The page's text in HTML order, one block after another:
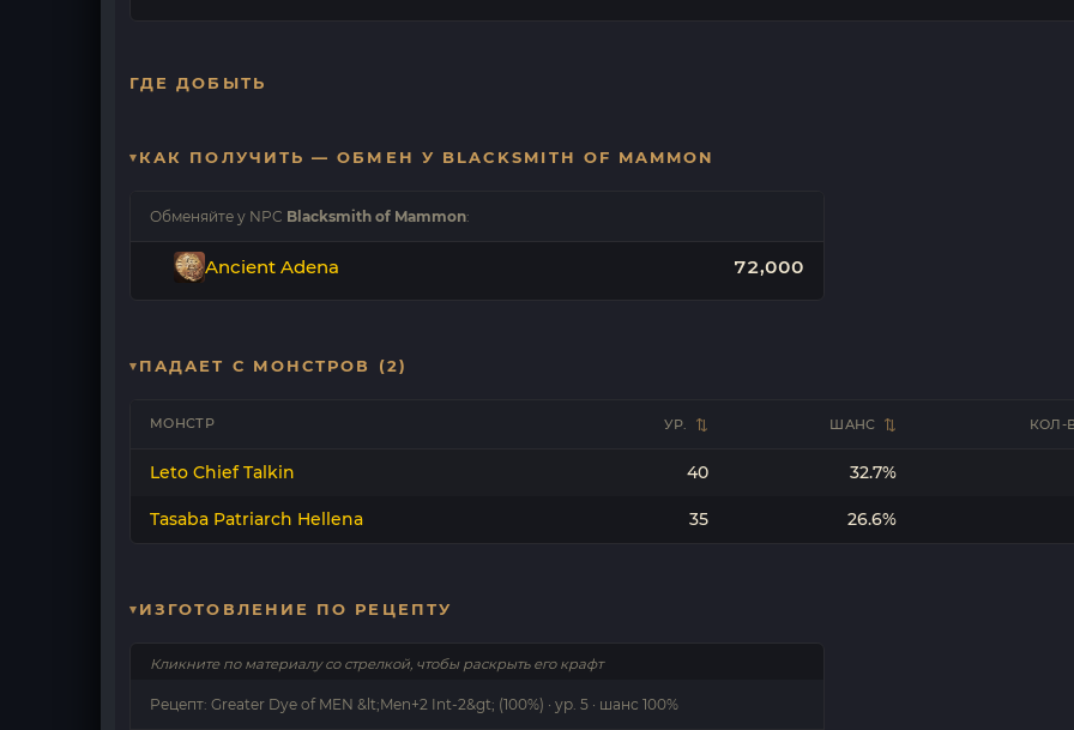
ГДЕ ДОБЫТЬ
КАК ПОЛУЧИТЬ — ОБМЕН У BLACKSMITH OF MAMMON
Обменяйте у NPC Blacksmith of Mammon:
Ancient Adena 72,000
ПАДАЕТ С МОНСТРОВ (2)
МОНСТР УР. ШАНС КОЛ-
Leto Chief Talkin 40 32.7%
Tasaba Patriarch Hellena 35 26.6%
ИЗГОТОВЛЕНИЕ ПО РЕЦЕПТУ
Кликните по материалу со стрелкой, чтобы раскрыть его крафт
Рецепт: Greater Dye of MEN &lt;Men+2 Int-2&gt; (100%) · ур. 5 · шанс 100%